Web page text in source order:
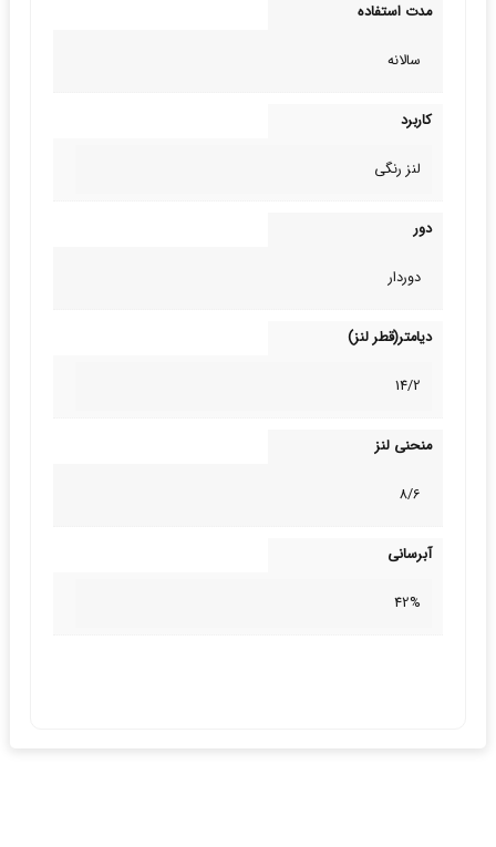
مدت استفاده
سالانه
کاربرد
لنز رنگی
دور
دوردار
دیامتر(قطر لنز)
14/2
منحنی لنز
8/6
آبرسانی
42%